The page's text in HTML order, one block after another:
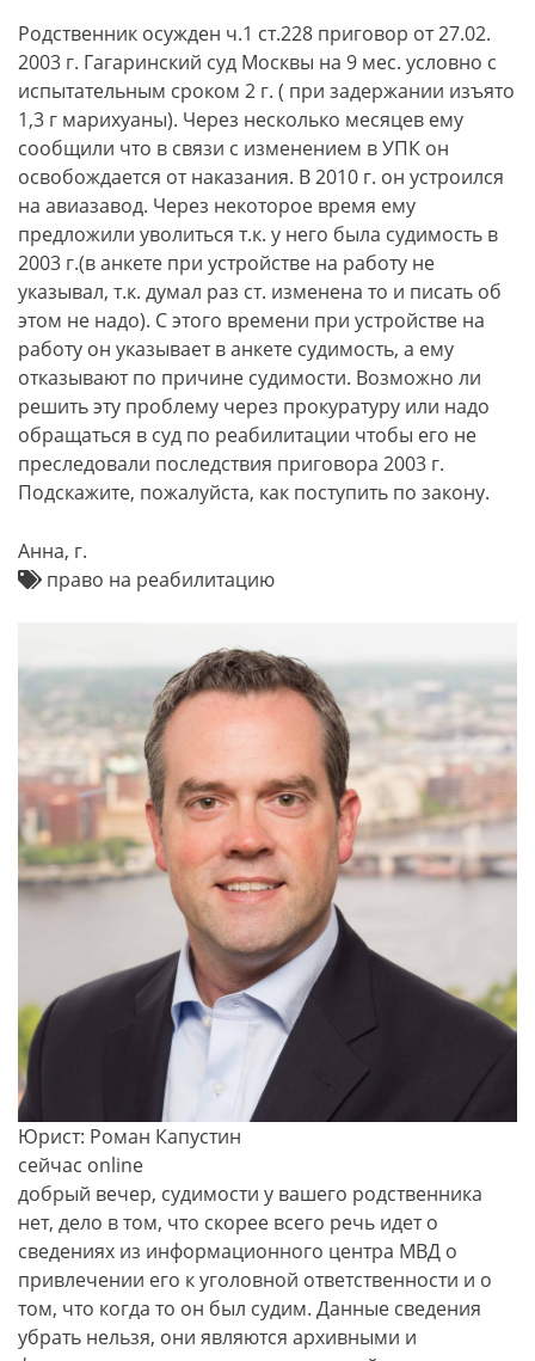
Родственник осужден ч.1 ст.228 приговор от 27.02.
2003 г. Гагаринский суд Москвы на 9 мес. условно с
испытательным сроком 2 г. ( при задержании изъято
1,3 г марихуаны). Через несколько месяцев ему
сообщили что в связи с изменением в УПК он
освобождается от наказания. В 2010 г. он устроился
на авиазавод. Через некоторое время ему
предложили уволиться т.к. у него была судимость в
2003 г.(в анкете при устройстве на работу не
указывал, т.к. думал раз ст. изменена то и писать об
этом не надо). С этого времени при устройстве на
работу он указывает в анкете судимость, а ему
отказывают по причине судимости. Возможно ли
решить эту проблему через прокуратуру или надо
обращаться в суд по реабилитации чтобы его не
преследовали последствия приговора 2003 г.
Подскажите, пожалуйста, как поступить по закону.
Анна, г.
право на реабилитацию
Юрист: Роман Капустин
сейчас online
добрый вечер, судимости у вашего родственника
нет, дело в том, что скорее всего речь идет о
сведениях из информационного центра МВД о
привлечении его к уголовной ответственности и о
том, что когда то он был судим. Данные сведения
убрать нельзя, они являются архивными и